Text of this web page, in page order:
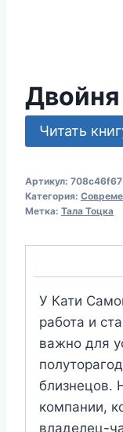
Читать
Артикул:
Категория:
Метка: Тала Тоцка
У Кати
работа и
важно для
близнецов.
компании,
владелец-